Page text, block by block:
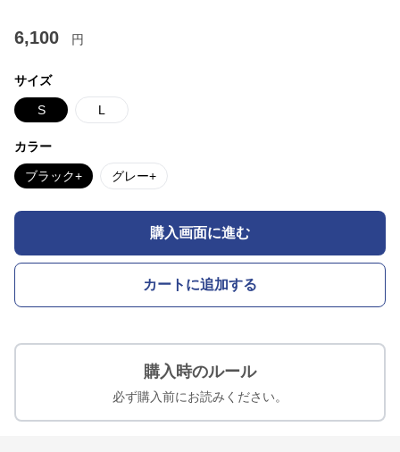
6,100 円
サイズ
S L
カラー
ブラック+ グレー+
購入画面に進む
カートに追加する
購入時のルール
必ず購入前にお読みください。